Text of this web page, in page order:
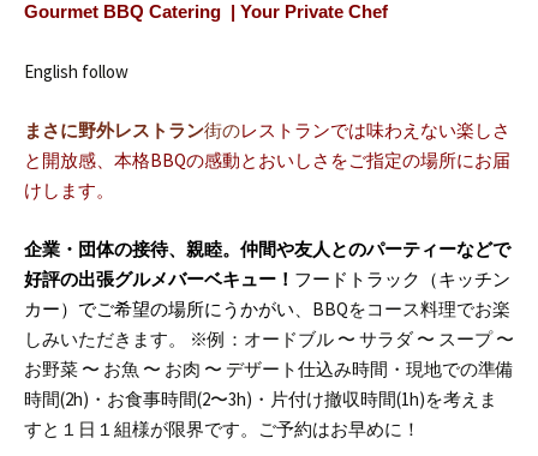
Gourmet BBQ Catering | Your Private Chef
English follow
まさに野外レストラン街のレストランでは味わえない楽しさ
と開放感、本格BBQの感動とおいしさをご指定の場所にお届
けします。
企業・団体の接待、親睦。仲間や友人とのパーティーなどで
好評の出張グルメバーベキュー！ フードトラック（キッチン
カー）でご希望の場所にうかがい、BBQをコース料理でお楽
しみいただきます。
※例：オードブル 〜 サラダ 〜 スープ 〜
お野菜 〜 お魚 〜 お肉 〜 デザート仕込み時間・現地での準備
時間(2h)・お食事時間(2〜3h)・片付け撤収時間(1h)を考えま
すと１日１組様が限界です。ご予約はお早めに！